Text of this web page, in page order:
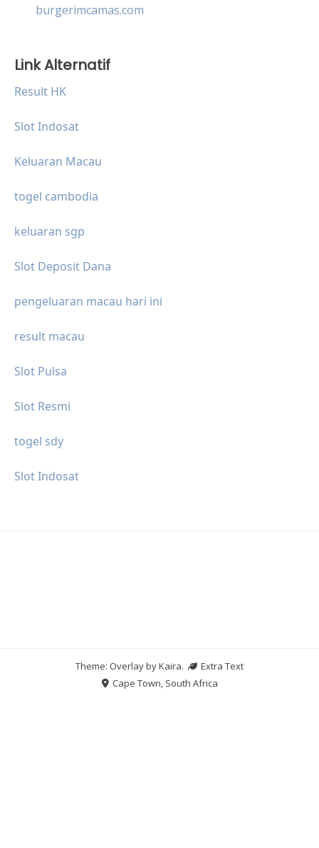
burgerimcamas.com
Link Alternatif
Result HK
Slot Indosat
Keluaran Macau
togel cambodia
keluaran sgp
Slot Deposit Dana
pengeluaran macau hari ini
result macau
Slot Pulsa
Slot Resmi
togel sdy
Slot Indosat
Theme: Overlay byKaira.
Extra Text
Cape Town, South Africa